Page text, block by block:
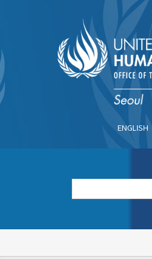
텐
츠
로
건
ENGLISH